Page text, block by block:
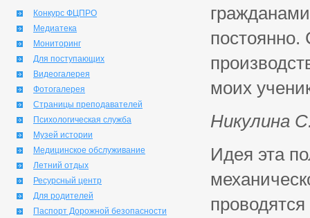
Конкурс ФЦПРО
Медиатека
Мониторинг
Для поступающих
Видеогалерея
Фотогалерея
Страницы преподавателей
Психологическая служба
Музей истории
Медицинское обслуживание
Летний отдых
Ресурсный центр
Для родителей
Паспорт Дорожной безопасности
моих
Никулина
Идея эта